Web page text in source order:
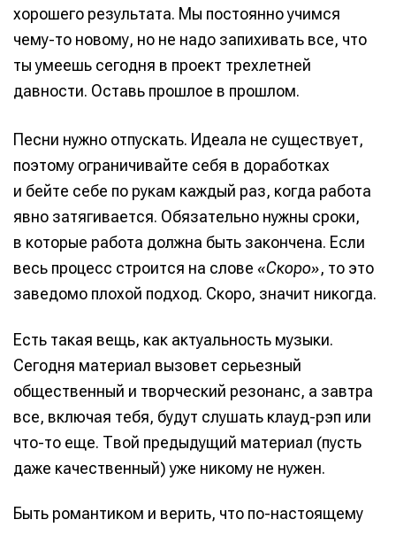
хорошего результата. Мы постоянно учимся
чему-то новому, но не надо запихивать все, что
ты умеешь сегодня в проект трехлетней
давности. Оставь прошлое в прошлом.
Песни нужно отпускать. Идеала не существует,
поэтому ограничивайте себя в доработках
и бейте себе по рукам каждый раз, когда работа
явно затягивается. Обязательно нужны сроки,
в которые работа должна быть закончена. Если
весь процесс строится на слове «Скоро», то это
заведомо плохой подход. Скоро, значит никогда.
Есть такая вещь, как актуальность музыки.
Сегодня материал вызовет серьезный
общественный и творческий резонанс, а завтра
все, включая тебя, будут слушать клауд-рэп или
что-то еще. Твой предыдущий материал (пусть
даже качественный) уже никому не нужен.
Быть романтиком и верить, что по-настоящему